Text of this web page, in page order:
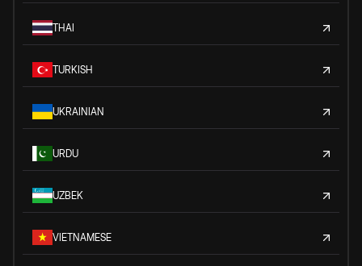
THAI
TURKISH
UKRAINIAN
URDU
UZBEK
VIETNAMESE